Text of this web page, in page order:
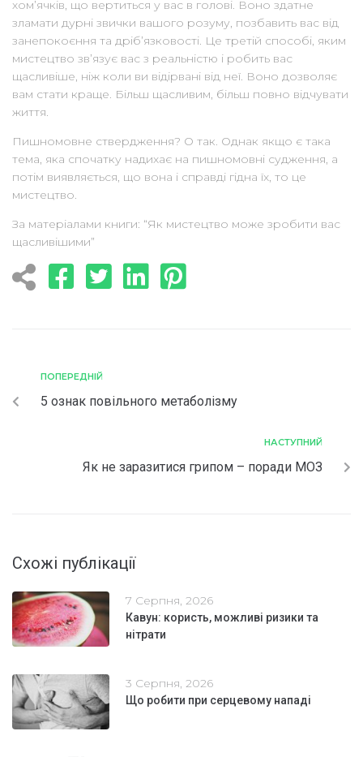
хом’ячків, що вертиться у вас в голові. Воно здатне
зламати дурні звички вашого розуму, позбавить вас від
занепокоєння та дріб’язковості. Це третій способі, яким
мистецтво зв’язує вас з реальністю і робить вас
щасливіше, ніж коли ви відірвані від неї. Воно дозволяє
вам стати краще. Більш щасливим, більш повно відчувати
життя.
Пишномовне ствердження? О так. Однак якщо є така
тема, яка спочатку надихає на пишномовні судження, а
потім виявляється, що вона і справді гідна їх, то це
мистецтво.
За матеріалами книги: “Як мистецтво може зробити вас
щасливішими”
ПОПЕРЕДНІЙ
5 ознак повільного метаболізму
НАСТУПНИЙ
Як не заразитися грипом – поради МОЗ
Схожі публікації
7 Серпня, 2026
Кавун: користь, можливі ризики та
нітрати
3 Серпня, 2026
Що робити при серцевому нападі